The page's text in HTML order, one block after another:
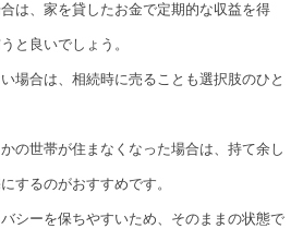
は、家を貸したお金で定期的な収益を得
と良いでしょう。
場合は、相続時に売ることも選択肢のひと
の世帯が住まなくなった場合は、持て余し
するのがおすすめです。
シーを保ちやすいため、そのままの状態で